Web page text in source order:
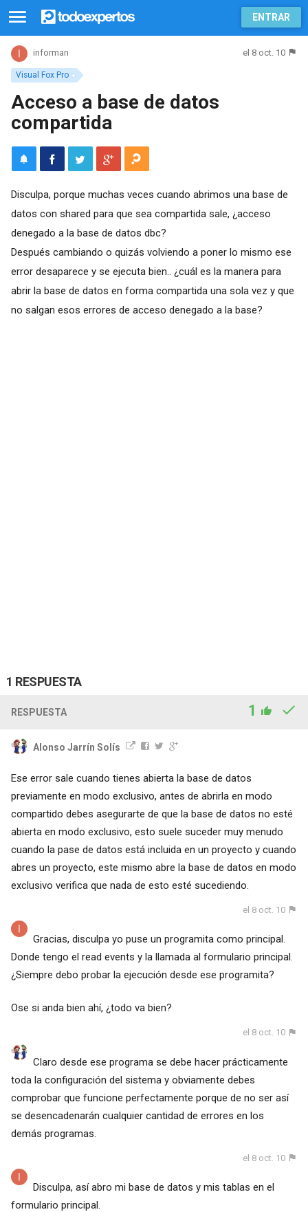
ENTRAR
Visual Fox Pro
informan el 8 oct. 10
Acceso a base de datos
compartida
Disculpa, porque muchas veces cuando abrimos una base de
datos con shared para que sea compartida sale, ¿acceso
denegado a la base de datos dbc?
Después cambiando o quizás volviendo a poner lo mismo ese
error desaparece y se ejecuta bien.. ¿cuál es la manera para
abrir la base de datos en forma compartida una sola vez y que
no salgan esos errores de acceso denegado a la base?
1 RESPUESTA
RESPUESTA 1
Alonso Jarrín Solís
Ese error sale cuando tienes abierta la base de datos
previamente en modo exclusivo, antes de abrirla en modo
compartido debes asegurarte de que la base de datos no esté
abierta en modo exclusivo, esto suele suceder muy menudo
cuando la pase de datos está incluida en un proyecto y cuando
abres un proyecto, este mismo abre la base de datos en modo
exclusivo verifica que nada de esto esté sucediendo.
el 8 oct. 10
Gracias, disculpa yo puse un programita como principal.
Donde tengo el read events y la llamada al formulario principal.
¿Siempre debo probar la ejecución desde ese programita?
Ose si anda bien ahí, ¿todo va bien?
el 8 oct. 10
Claro desde ese programa se debe hacer prácticamente
toda la configuración del sistema y obviamente debes
comprobar que funcione perfectamente porque de no ser así
se desencadenarán cualquier cantidad de errores en los
demás programas.
el 8 oct. 10
Disculpa, así abro mi base de datos y mis tablas en el
formulario principal.